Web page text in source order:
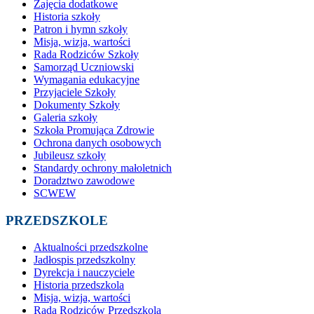
Zajęcia dodatkowe
Historia szkoły
Patron i hymn szkoły
Misja, wizja, wartości
Rada Rodziców Szkoły
Samorząd Uczniowski
Wymagania edukacyjne
Przyjaciele Szkoły
Dokumenty Szkoły
Galeria szkoły
Szkoła Promująca Zdrowie
Ochrona danych osobowych
Jubileusz szkoły
Standardy ochrony małoletnich
Doradztwo zawodowe
SCWEW
PRZEDSZKOLE
Aktualności przedszkolne
Jadłospis przedszkolny
Dyrekcja i nauczyciele
Historia przedszkola
Misja, wizja, wartości
Rada Rodziców Przedszkola